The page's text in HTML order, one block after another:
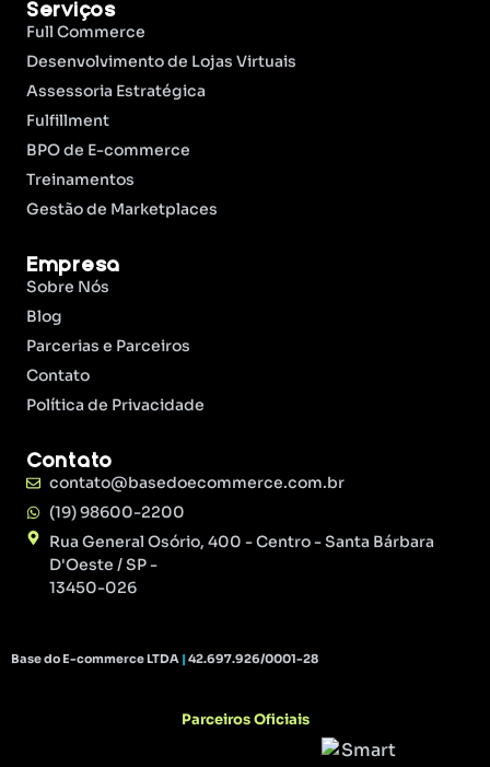
Serviços
Full Commerce
Desenvolvimento de Lojas Virtuais
Assessoria Estratégica
Fulfillment
BPO de E-commerce
Treinamentos
Gestão de Marketplaces
Empresa
Sobre Nós
Blog
Parcerias e Parceiros
Contato
Política de Privacidade
Contato
contato@basedoecommerce.com.br
(19) 98600-2200
Rua General Osório, 400 - Centro - Santa Bárbara
D'Oeste / SP -
13450-026
Base do E-commerce LTDA | 42.697.926/0001-28
Parceiros Oficiais